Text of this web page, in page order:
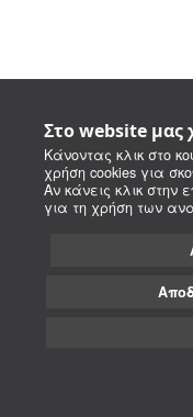
Στο website μας
Κάνοντας κλικ στο
χρήση cookies για
Αν κάνεις κλικ στην
για τη χρήση των